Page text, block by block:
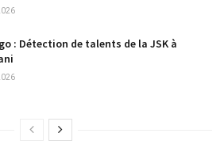
: Détection de talents de la JSK à